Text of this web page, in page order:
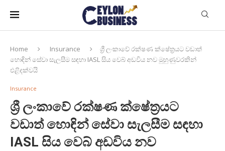
Home Insurance
ශ්‍රී ලංකාවේ රක්ෂණ ක්ෂේත්‍රයට වඩාත්
හොඳින් සේවා සැලසීම සඳහා IASL සිය වෙබ් අඩවිය නව මුහුණුවරකින්
එළිදක්වයි
Insurance
ශ්‍රී ලංකාවේ රක්ෂණ ක්ෂේත්‍රයට
වඩාත් හොඳින් සේවා සැලසීම සඳහා
IASL සිය වෙබ් අඩවිය නව